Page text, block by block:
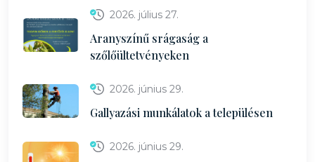
2026. július 27.
Aranyszínű srágaság a
szőlőültetvényeken
2026. június 29.
Gallyazási munkálatok a településen
2026. június 29.